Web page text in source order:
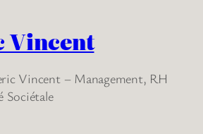
Vincent
Vincent – Management, RH
Sociétale